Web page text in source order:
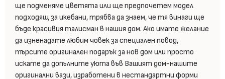
ще подменяме цветята или ще предпочетем модел
подходящ за икебани, трябва да знаем, че тя винаги ще
бъде красивия талисман в нашия дом. Ако имате желание
да изненадате любим човек за специален повод,
търсите оригинален подарък за нов дом или просто
искате да допълните уюта във Вашият дом-нашите
оригинални вази, изработени в нестандартни форми